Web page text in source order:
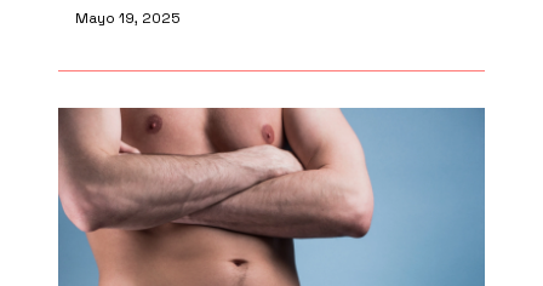
Mayo 19, 2025